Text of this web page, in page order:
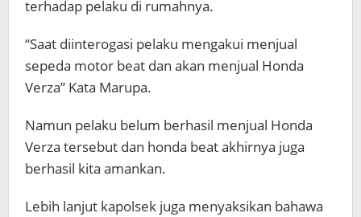
terhadap pelaku di rumahnya.
“Saat diinterogasi pelaku mengakui menjual
sepeda motor beat dan akan menjual Honda
Verza” Kata Marupa.
Namun pelaku belum berhasil menjual Honda
Verza tersebut dan honda beat akhirnya juga
berhasil kita amankan.
Lebih lanjut kapolsek juga menyaksikan bahawa